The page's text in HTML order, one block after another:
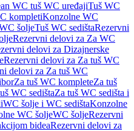
WC tuš WC uređajiTuš WC
kompletiKonzolne WC
šoljeTuš WC sedištaRezervni
Rezervni delovi za Za WC
delovi za Dizajnerske
Rezervni delovi za Za tuš WC
delovi za Za tuš WC
Za tuš WC kompleteZa tuš
WC sedištaZa tuš WC sedišta i
WC šolje i WC sedištaKonzolne
WC šoljeWC šoljeRezervni
bideaRezervni delovi za